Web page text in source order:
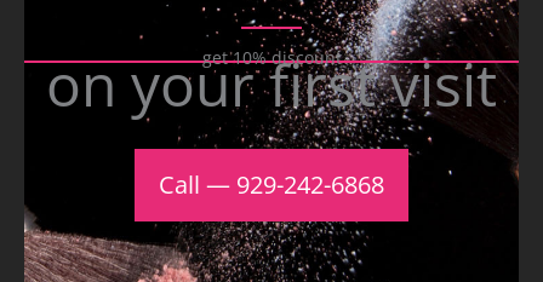
get 10% discount
on your first visit
Call — 929-242-6868